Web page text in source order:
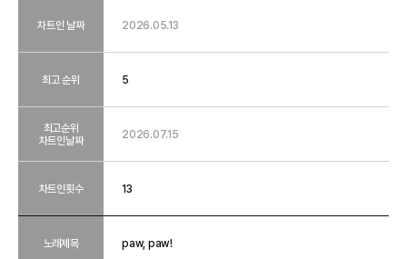
차트인 날짜
최고 순위
최고순위
차트인날짜
차트인횟수
2026.05.13
5
2026.07.15
13
노래제목 paw, paw!